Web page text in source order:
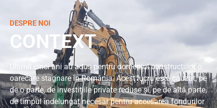
DESPRE NOI
CONTEXT
Ultimii cinci ani au adus pentru domeniul construcțiilor o
oarecare stagnare în România. Acest lucru este cauzat, pe
de o parte, de investițiile private reduse și, pe de altă parte,
de timpul îndelungat necesar pentru accesarea fondurilor